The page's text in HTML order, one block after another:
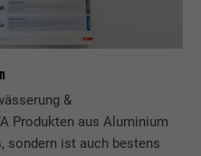
&
Produkten aus Aluminium
sondern ist auch bestens
um zu prüfen, ob
Setzen von Cookies